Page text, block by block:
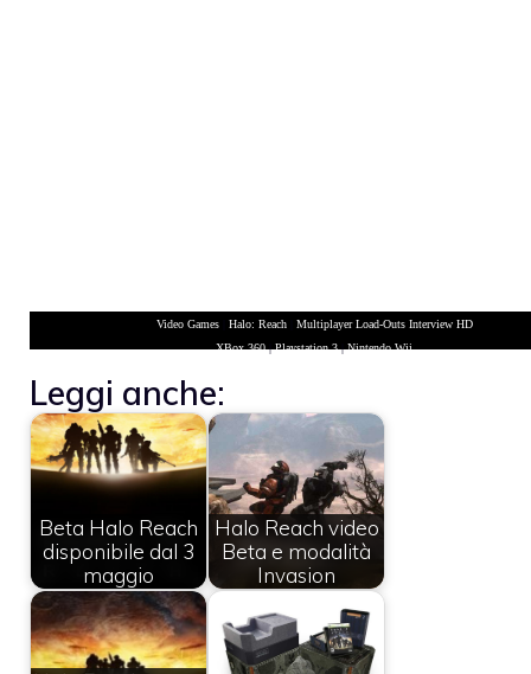
Video Games| Halo: Reach| Multiplayer Load-Outs Interview HD
XBox 360|Playstation 3|Nintendo Wii
Leggi anche:
Beta Halo Reach
disponibile dal 3
maggio
Halo Reach video
Beta e modalità
Invasion